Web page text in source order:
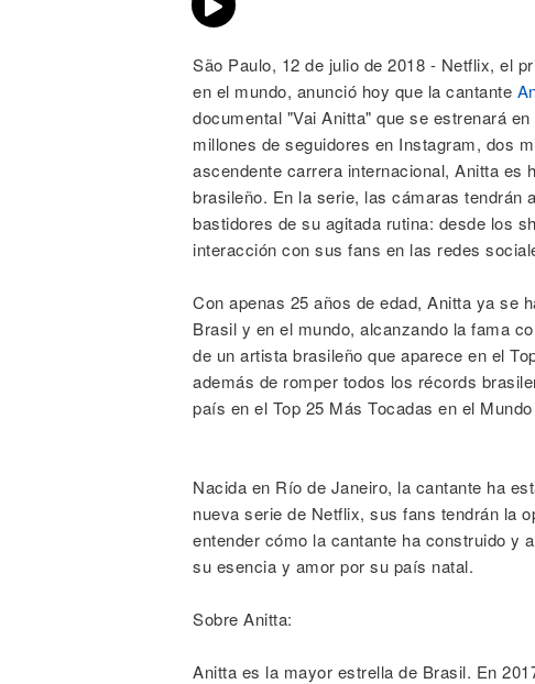
São Paulo, 12 de julio de 2018 - Netflix, el
en el mundo, anunció hoy que la cantante
documental "Vai Anitta" que se estrenará
millones de seguidores en Instagram, dos
ascendente carrera internacional, Anitta es
brasileño. En la serie, las cámaras
bastidores de su agitada rutina: desde los
interacción con sus fans en las redes
Con apenas 25 años de edad, Anitta ya se
Brasil y en el mundo, alcanzando la fama
de un artista brasileño que aparece en el
además de romper todos los récords
país en el Top 25 Más Tocadas en el
Nacida en Río de Janeiro, la cantante ha
nueva serie de Netflix, sus fans tendrán la
entender cómo la cantante ha construido y
su esencia y amor por su país natal.
Sobre Anitta:
Anitta es la mayor estrella de Brasil. En